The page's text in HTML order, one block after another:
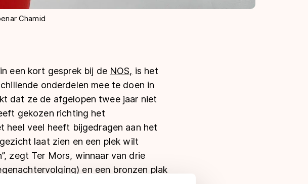
Chamid
een kort gesprek bij de NOS, is het
onderdelen mee te doen in
dat ze de afgelopen twee jaar niet
gekozen richting het
heel veel heeft bijgedragen aan het
laat zien en een plek wilt
zegt Ter Mors, winnaar van drie
en een bronzen plak